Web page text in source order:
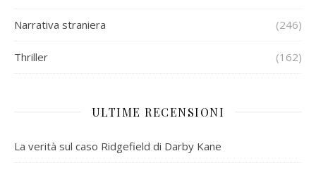
Narrativa straniera (246)
Thriller (162)
ULTIME RECENSIONI
La verità sul caso Ridgefield di Darby Kane